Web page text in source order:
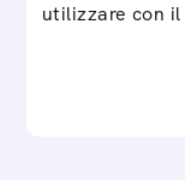
utilizzare con